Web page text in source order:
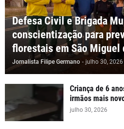
Defesa Civil e Brigada
conscientização para
florestais em São Miguel
Jornalista Filipe Germano - julho 30, 2026
Criança de 6
irmãos mais
julho 30, 2026